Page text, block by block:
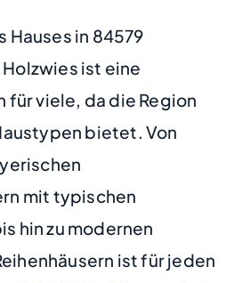
Hauses in 84579
ist eine
viele, da die Region
bietet. Von
mit typischen
hin zu modernen
ist für jeden